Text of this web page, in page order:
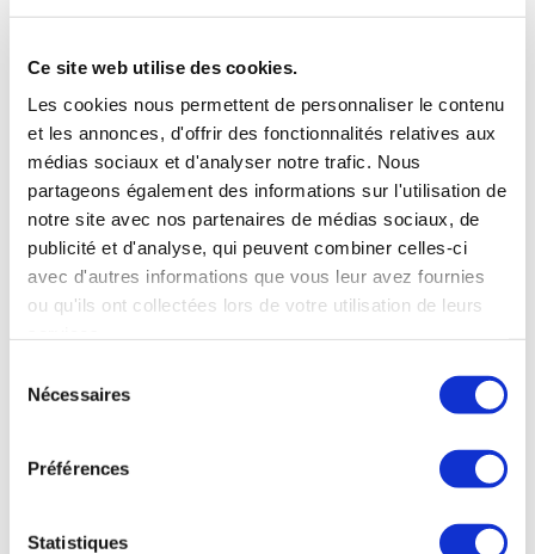
Ce site web utilise des cookies.
Les cookies nous permettent de personnaliser le contenu
et les annonces, d'offrir des fonctionnalités relatives aux
médias sociaux et d'analyser notre trafic. Nous
partageons également des informations sur l'utilisation de
notre site avec nos partenaires de médias sociaux, de
publicité et d'analyse, qui peuvent combiner celles-ci
avec d'autres informations que vous leur avez fournies
ou qu'ils ont collectées lors de votre utilisation de leurs
Nécessaires
Préférences
Statistiques
who are so beguiled...
FOGONULTRAMARINOS
0 COMMENTS
10 OCTOBRE 2016
Bread Bites
On the other hand, we denounce with
righteous indignation and dislike men
who are so beguiled...
BY